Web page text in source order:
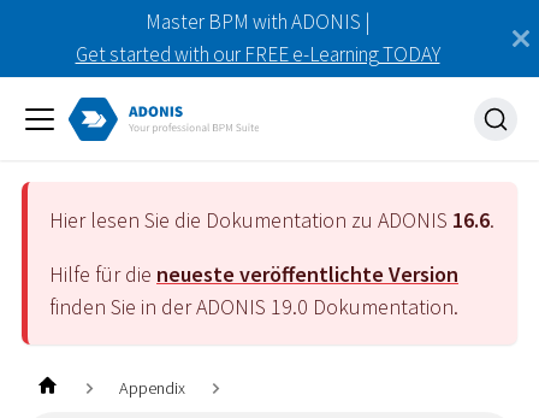
Master BPM with ADONIS |
Get started with our FREE e-Learning TODAY
Hier lesen Sie die Dokumentation zu ADONIS 16.6.
Hilfe für die neueste veröffentlichte Version
finden Sie in der ADONIS 19.0 Dokumentation.
Appendix